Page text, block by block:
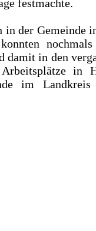
festmachte.
der Gemeinde
damit in den
in
im Landkreis